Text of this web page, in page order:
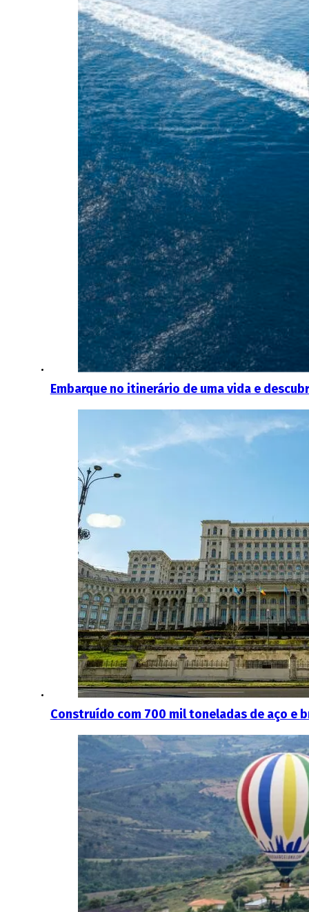
Embarque no itinerário de uma vida e
Construído com 700 mil toneladas de aço e